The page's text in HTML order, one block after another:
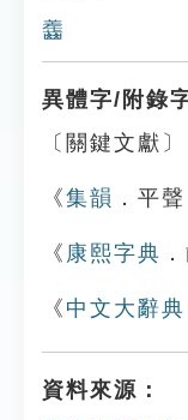
齹
異體字/附錄
〔關鍵文獻〕
《集韻 ．平
《 康熙字典
《 中文大辭典
資料來源：